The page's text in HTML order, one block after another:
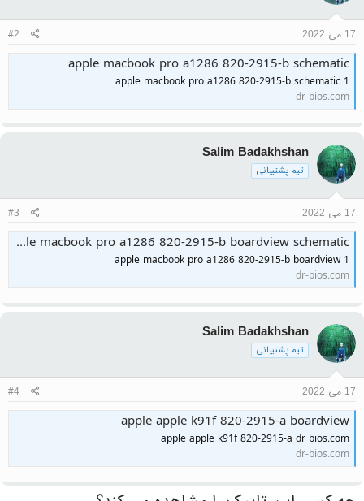
17 می 2022 #2
apple macbook pro a1286 820-2915-b schematic
apple macbook pro a1286 820-2915-b schematic 1
dr-bios.com
Salim Badakhshan
تیم پشتیبانی
17 می 2022 #3
apple macbook pro a1286 820-2915-b boardview schematic
apple macbook pro a1286 820-2915-b boardview 1
dr-bios.com
Salim Badakhshan
تیم پشتیبانی
17 می 2022 #4
apple apple k91f 820-2915-a boardview
apple apple k91f 820-2915-a dr bios.com
dr-bios.com